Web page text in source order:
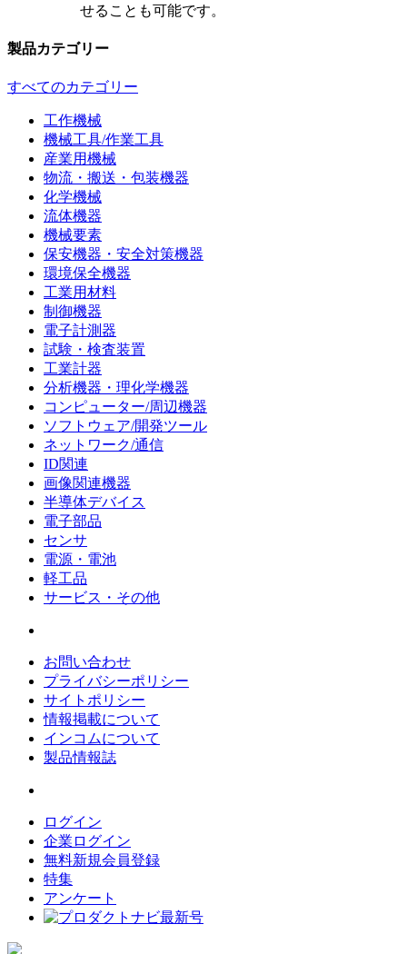
せることも可能です。
製品カテゴリー
すべてのカテゴリー
工作機械
機械工具/作業工具
産業用機械
物流・搬送・包装機器
化学機械
流体機器
機械要素
保安機器・安全対策機器
環境保全機器
工業用材料
制御機器
電子計測器
試験・検査装置
工業計器
分析機器・理化学機器
コンピューター/周辺機器
ソフトウェア/開発ツール
ネットワーク/通信
ID関連
画像関連機器
半導体デバイス
電子部品
センサ
電源・電池
軽工品
サービス・その他
お問い合わせ
プライバシーポリシー
サイトポリシー
情報掲載について
インコムについて
製品情報誌
ログイン
企業ログイン
無料新規会員登録
特集
アンケート